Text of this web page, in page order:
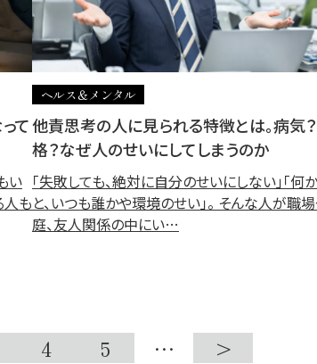
て
い
人も
ヘルス＆メンタル
他責思考の人に見られる特徴とは。病気
格？なぜ人のせいにしてしまうのか
「失敗しても、絶対に自分のせいにしない」「何
と、いつも誰かや環境のせい」。 そんな人が職
庭、友人関係の中にい…
4 5 … >